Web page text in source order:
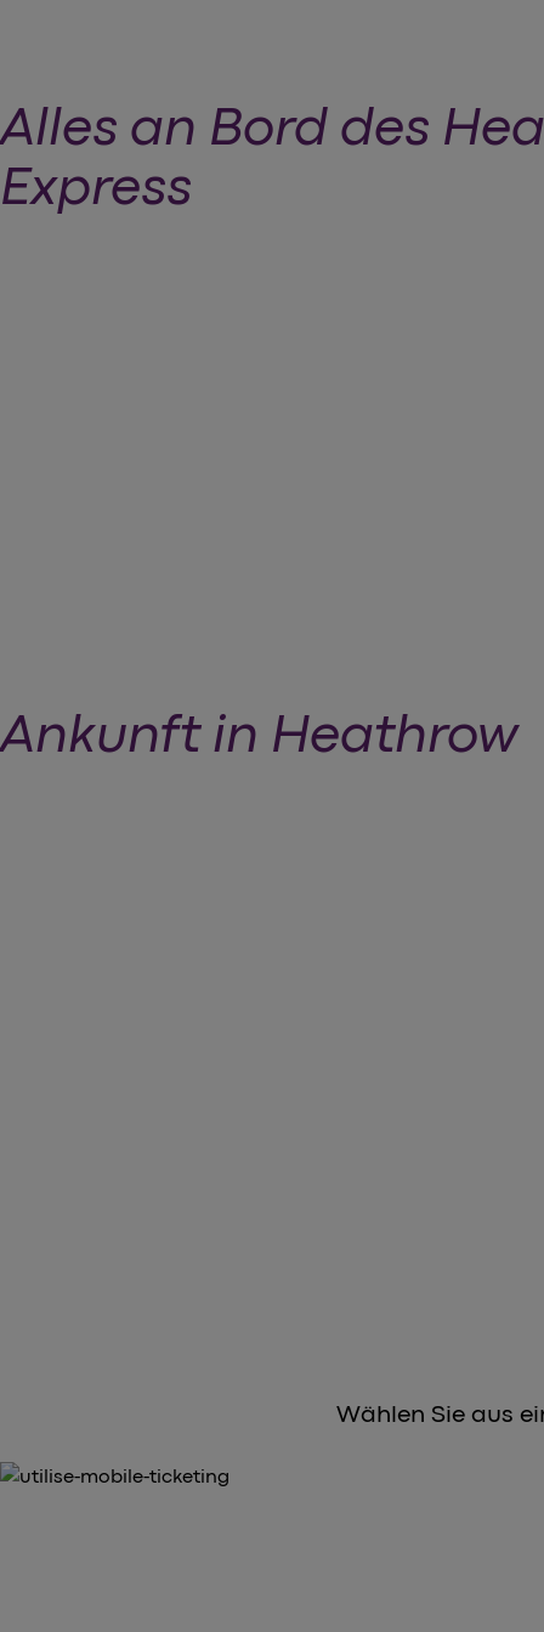
Alles an Bord des
Express
Ankunft in Heathrow
Wählen Sie aus